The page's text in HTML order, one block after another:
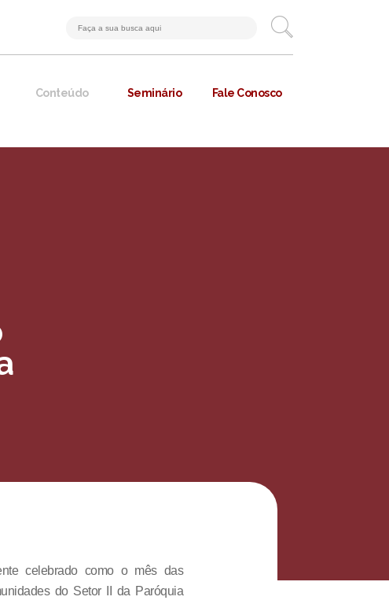
Conteúdo Seminário Fale Conosco
celebrado como o mês das
do Setor II da Paróquia